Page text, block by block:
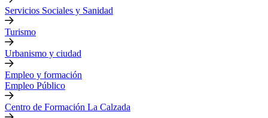
Servicios Sociales y Sanidad
Turismo
Urbanismo y ciudad
Empleo y formación
Empleo Público
Centro de Formación La Calzada